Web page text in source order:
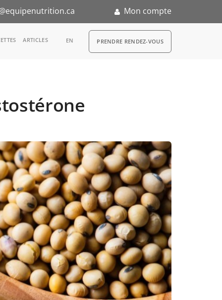
Mon compte
ARTICLES EN RDV
PRENDRE RENDEZ-VOUS